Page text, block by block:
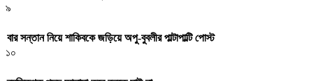
৯
বার সন্তান নিয়ে শাকিবকে জড়িয়ে অপু-বুবলীর পাল্টাপাল্টি পোস্ট
১০